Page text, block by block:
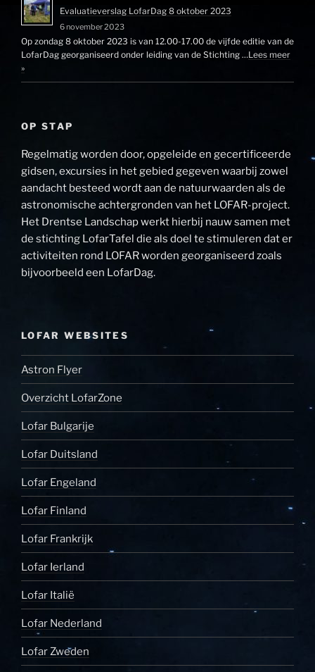
Evaluatieverslag LofarDag 8 oktober 2023
6 november 2023
Op zondag 8 oktober 2023 is van 12.00-17.00 de vijfde editie van de
LofarDag georganiseerd onder leiding van de Stichting …Lees meer
»
OP STAP
Regelmatig worden door, opgeleide en gecertificeerde
gidsen, excursies in het gebied gegeven waarbij zowel
aandacht besteed wordt aan de natuurwaarden als de
astronomische achtergronden van het LOFAR-project.
Het Drentse Landschap werkt hierbij nauw samen met
de stichting LofarTafel die als doel te stimuleren dat er
activiteiten rond LOFAR worden georganiseerd zoals
bijvoorbeeld een LofarDag.
LOFAR WEBSITES
Astron Flyer
Overzicht LofarZone
Lofar Bulgarije
Lofar Duitsland
Lofar Engeland
Lofar Finland
Lofar Frankrijk
Lofar Ierland
Lofar Italië
Lofar Nederland
Lofar Zweden